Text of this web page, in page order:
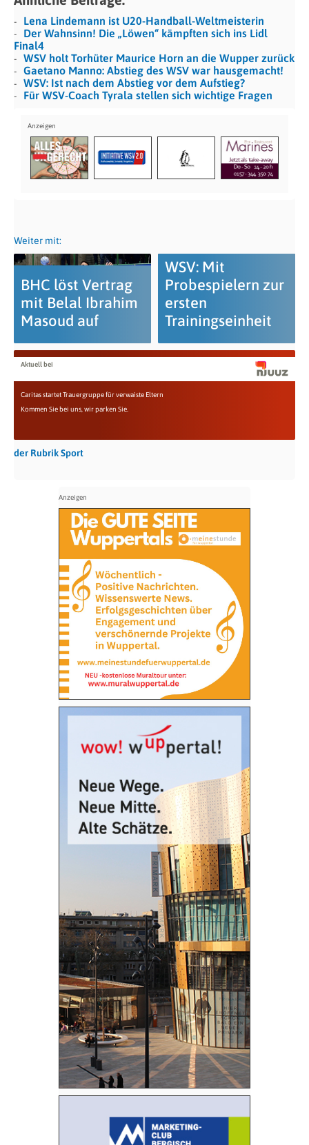
Lena Lindemann ist U20-Handball-Weltmeisterin
Der Wahnsinn! Die „Löwen“ kämpften sich ins Lidl
Final4
WSV holt Torhüter Maurice Horn an die Wupper zurück
Gaetano Manno: Abstieg des WSV war hausgemacht!
WSV: Ist nach dem Abstieg vor dem Aufstieg?
Für WSV-Coach Tyrala stellen sich wichtige Fragen
Weiter mit:
BHC löst Vertrag
mit Belal Ibrahim
Masoud auf
WSV: Mit
Probespielern zur
ersten
Trainingseinheit
Aktuell bei
Caritas startet Trauergruppe für verwaiste Eltern
Kommen Sie bei uns, wir parken Sie.
der Rubrik Sport